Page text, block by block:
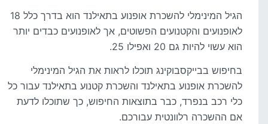
הגיל המינימלי להשכרת אופנוע בתאילנד הוא בדרך כלל 18
לאופנועים והקטנועים הפשוטים, אך לאופנועים כבדים יותר
הוא עשוי להיות גם 20 ואפילו 25.
בחיפוש בבייקסבוקינג תוכלו לראות את הגיל המינימלי
להשכרת אופנוע בתאילנד והשכרת קטנוע בתאילנד עבור כל
כלי רכב בנפרד, כבר בתוצאות החיפוש, כך שתוכלו לדעת
אם ההשכרה רלוונטית עבורכם.